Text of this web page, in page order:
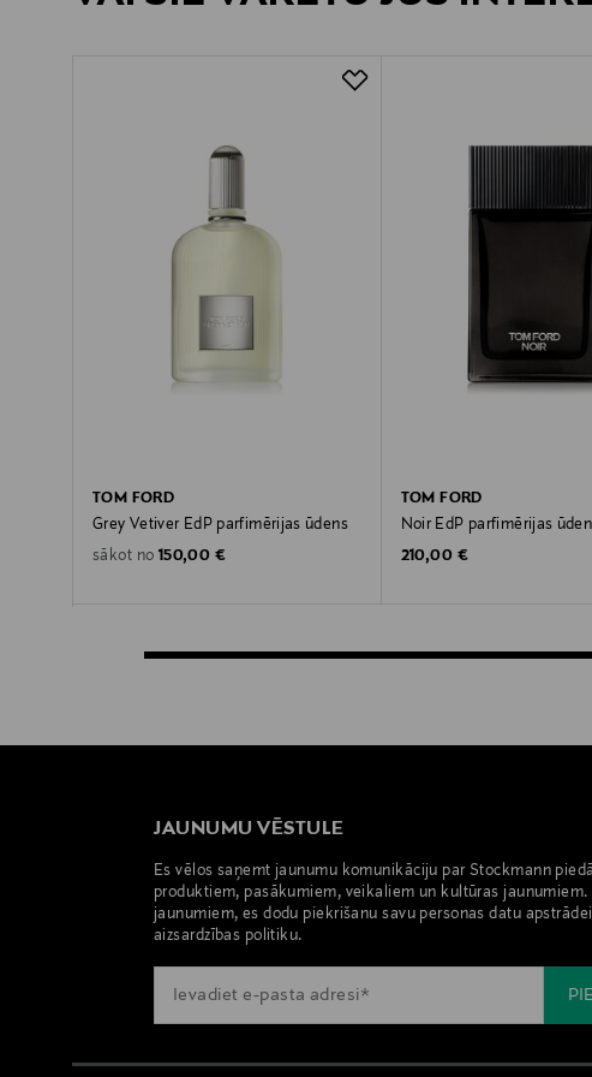
TOM FORD
Grey Vetiver EdP parfimērijas ūdens
sākot no Original Price
150,00 €
TOM FORD
Noir EdP parfimērijas
Original Price
210,00 €
JAUNUMU VĒSTULE
Es vēlos saņemt jaunumu komunikāciju par Stockmann
produktiem, pasākumiem, veikaliem un kultūras
jaunumiem, es dodu piekrišanu savu personas datu
aizsardzības politiku.